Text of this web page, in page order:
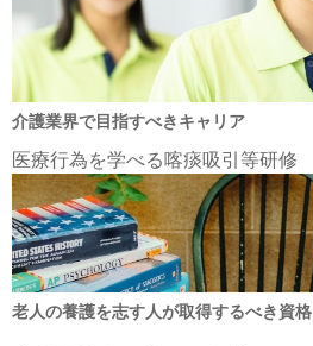
介護業界で目指すべきキャリア
医療行為を学べる喀痰吸引等研修
老人の養護を志す人が取得するべき資格